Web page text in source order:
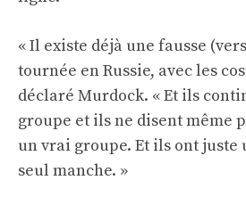
« Il existe déjà une fausse
tournée en Russie, avec les
déclaré Murdock. « Et ils
groupe et ils ne disent même
un vrai groupe. Et ils ont juste
seul manche. »